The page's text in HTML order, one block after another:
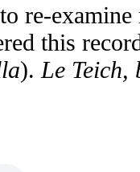
re-
this
). Le Teich,